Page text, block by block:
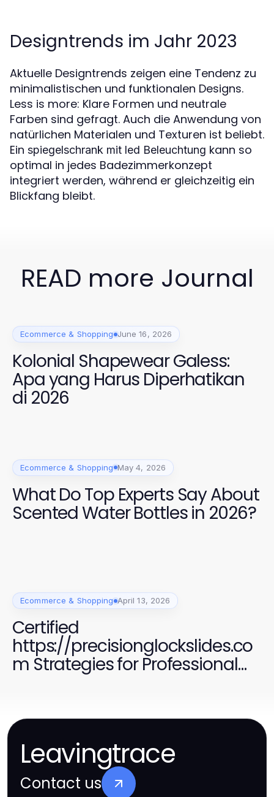
Designtrends im Jahr 2023
Aktuelle Designtrends zeigen eine Tendenz zu
minimalistischen und funktionalen Designs.
Less is more: Klare Formen und neutrale
Farben sind gefragt. Auch die Anwendung von
natürlichen Materialen und Texturen ist beliebt.
Ein spiegelschrank mit led Beleuchtung kann so
optimal in jedes Badezimmerkonzept
integriert werden, während er gleichzeitig ein
Blickfang bleibt.
READ more Journal
Ecommerce & Shopping June 16, 2026
Kolonial Shapewear Galess:
Apa yang Harus Diperhatikan
di 2026
Ecommerce & Shopping May 4, 2026
What Do Top Experts Say About
Scented Water Bottles in 2026?
Ecommerce & Shopping April 13, 2026
Certified
https://precisionglockslides.co
m Strategies for Professional
Leavingtrace
Contact us